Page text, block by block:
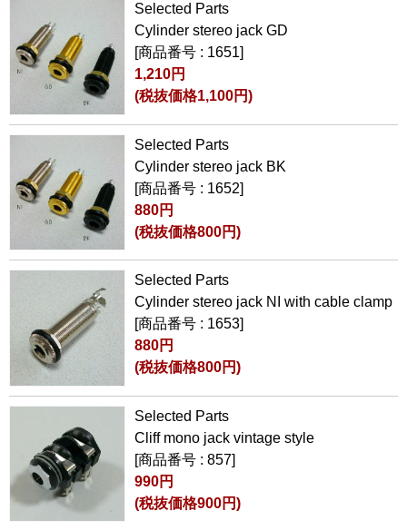
Selected Parts
Cylinder stereo jack GD
[商品番号 : 1651]
1,210円
(税抜価格1,100円)
Selected Parts
Cylinder stereo jack BK
[商品番号 : 1652]
880円
(税抜価格800円)
Selected Parts
Cylinder stereo jack NI with cable clamp
[商品番号 : 1653]
880円
(税抜価格800円)
Selected Parts
Cliff mono jack vintage style
[商品番号 : 857]
990円
(税抜価格900円)